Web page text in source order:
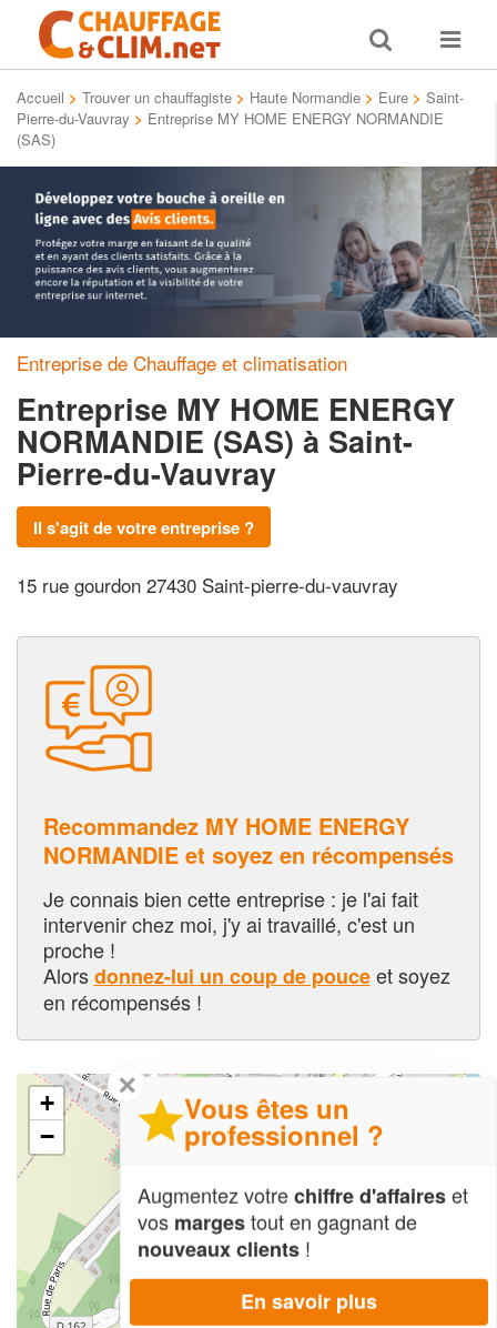
Toggle
search
Toggle
Accueil > Trouver un chauffagiste > Haute Normandie > Eure > Saint-
Pierre-du-Vauvray > Entreprise MY HOME ENERGY NORMANDIE
(SAS)
Entreprise de Chauffage et climatisation
Entreprise MY HOME ENERGY
NORMANDIE (SAS) à Saint-
Pierre-du-Vauvray
Il s'agit de votre entreprise ?
15 rue gourdon 27430 Saint-pierre-du-vauvray
Recommandez MY HOME ENERGY
NORMANDIE et soyez en récompensés
Je connais bien cette entreprise : je l'ai fait
intervenir chez moi, j'y ai travaillé, c'est un
proche !
Alorsdonnez-lui un coup de pouceet soyez
en récompensés !
+
−
✕
Vous êtes un
professionnel ?
Augmentez votrechiffre d'affaireset
vos margestout en gagnant de
nouveaux clients !
En savoir plus